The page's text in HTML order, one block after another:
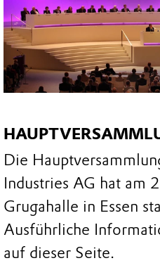
Die
Industries AG hat am
Grugahalle in Essen
Ausführliche
auf dieser Seite.